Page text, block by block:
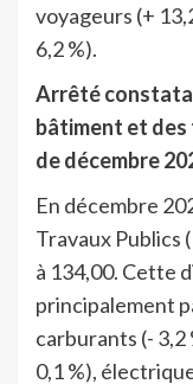
voyageurs (+
6,2 %).
Arrêté
bâtiment et des
de décembre
En décembre
Travaux Publics
à 134,00. Cette
principalement
carburants (- 3,2
0,1 %),